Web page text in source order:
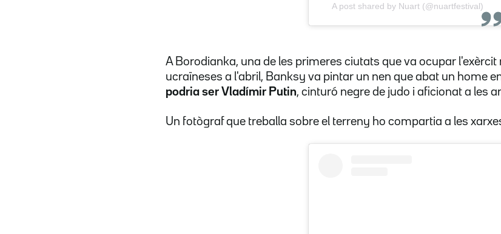
A post shared by Nuart (@nuartfestival)
A Borodianka, una de les primeres ciutats que va ocupar
ucraïneses a l'abril, Banksy va pintar un nen que abat un home
podria ser Vladímir Putin, cinturó negre de judo i aficionat a les
Un fotògraf que treballa sobre el terreny ho compartia a les